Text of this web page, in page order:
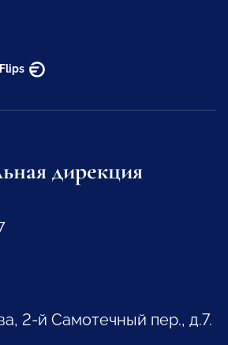
Flips
дирекция
2-й Самотечный пер., д.7.